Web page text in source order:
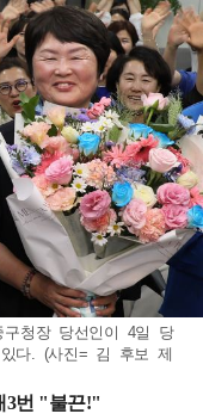
청장 당선인이 4일 당
다. (사진= 김 후보 제